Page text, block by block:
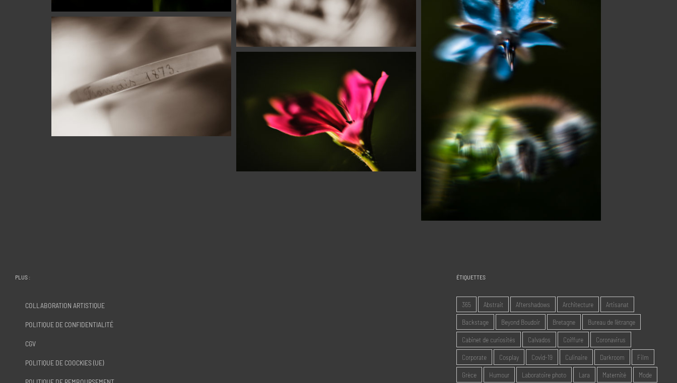
PLUS :
COLLABORATION ARTISTIQUE
POLITIQUE DE CONFIDENTIALITÉ
CGV
POLITIQUE DE COOCKIES (UE)
ÉTIQUETTES
365 Abstrait Aftershadows Architecture Artisanat
Backstage Beyond Boudoir Bretagne Bureau de l'étrange
Cabinet de curiosités Calvados Coiffure Coronavirus
Corporate Cosplay Covid-19 Culinaire Darkroom Film
Grèce Humour Laboratoire photo Lara Maternité Mode